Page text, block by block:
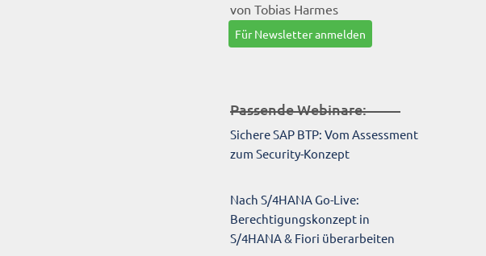
von Tobias Harmes
Für Newsletter anmelden
Passende Webinare:
Sichere SAP BTP: Vom Assessment
zum Security-Konzept
Nach S/4HANA Go-Live:
Berechtigungskonzept in
S/4HANA & Fiori überarbeiten